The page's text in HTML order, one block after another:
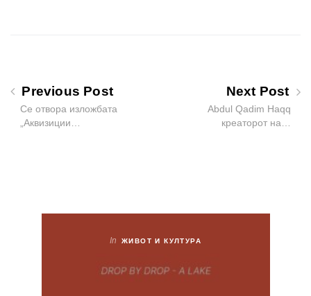
Previous Post
Се отвора изложбата
„Аквизиции…
Next Post
Abdul Qadim Haqq
креаторот на…
In ЖИВОТ И КУЛТУРА